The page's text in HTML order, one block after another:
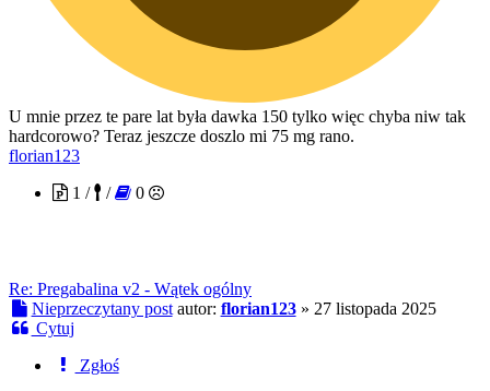
U mnie przez te pare lat była dawka 150 tylko więc chyba niw tak
hardcorowo? Teraz jeszcze doszlo mi 75 mg rano.
florian123
1 /
/ 0
Re: Pregabalina v2 - Wątek ogólny
Nieprzeczytany post autor: florian123» 27 listopada 2025
Cytuj
Zgłoś